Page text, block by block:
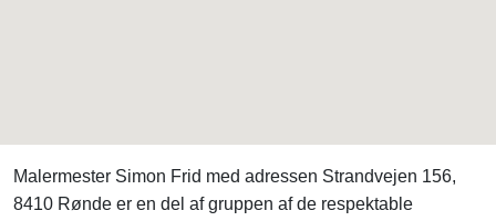
Malermester Simon Frid med adressen Strandvejen 156,
8410 Rønde er en del af gruppen af de respektable